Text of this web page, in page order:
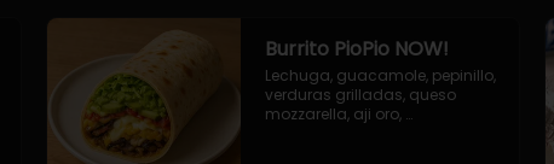
Burrito PioPio NOW!
Lechuga, guacamole, pepinillo,
verduras grilladas, queso
mozzarella, aji oro,